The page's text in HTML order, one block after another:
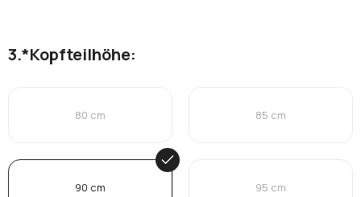
*Kopfteilhöhe:
80 cm 85 cm
90 cm 95 cm